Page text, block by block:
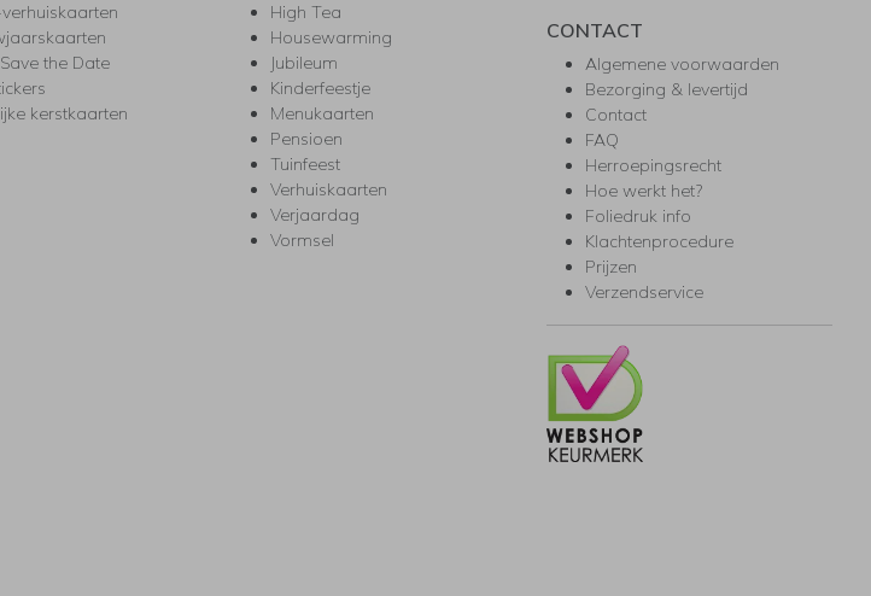
the Date
kerstkaarten
High Tea
Housewarming
Jubileum
Kinderfeestje
Menukaarten
Pensioen
Tuinfeest
Verhuiskaarten
Verjaardag
Vormsel
CONTACT
Algemene voorwaarden
Bezorging & levertijd
Contact
FAQ
Herroepingsrecht
Hoe werkt het?
Foliedruk info
Klachtenprocedure
Prijzen
Verzendservice